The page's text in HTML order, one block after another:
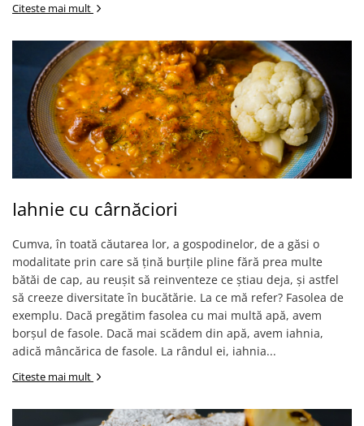
Citeste mai mult
Iahnie cu cârnăciori
Cumva, în toată căutarea lor, a gospodinelor, de a găsi o
modalitate prin care să țină burțile pline fără prea multe
bătăi de cap, au reușit să reinventeze ce știau deja, și astfel
să creeze diversitate în bucătărie. La ce mă refer? Fasolea de
exemplu. Dacă pregătim fasolea cu mai multă apă, avem
borșul de fasole. Dacă mai scădem din apă, avem iahnia,
adică mâncărica de fasole. La rândul ei, iahnia...
Citeste mai mult